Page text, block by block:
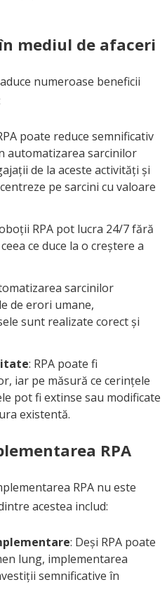
mediul de afaceri
numeroase beneficii
poate reduce semnificativ
automatizarea sarcinilor
de la aceste activități și
pe sarcini cu valoare
RPA pot lucra 24/7 fără
ce duce la o creștere a
sarcinilor
de erori umane,
sunt realizate corect și
: RPA poate fi
iar pe măsură ce cerințele
pot fi extinse sau modificate
existentă.
RPA
RPA nu este
acestea includ:
: Deși RPA poate
lung, implementarea
semnificative în